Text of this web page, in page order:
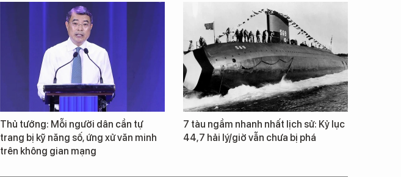
Thủ tướng: Mỗi người dân cần tự
trang bị kỹ năng số, ứng xử văn minh
trên không gian mạng
7 tàu ngầm nhanh nhất lịch sử: Kỷ lục
44,7 hải lý/giờ vẫn chưa bị phá